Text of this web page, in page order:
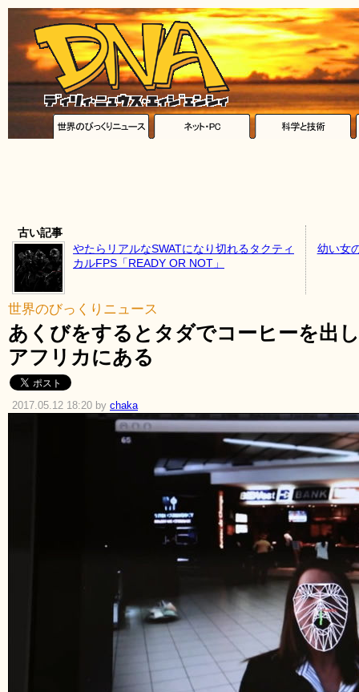
古い記事
やたらリアルなSWATになり切れるタクティ
カルFPS「READY OR NOT」
幼い女
世界のびっくりニュース
あくびをするとタダでコーヒーを出
アフリカにある
2017.05.12 18:20 by chaka